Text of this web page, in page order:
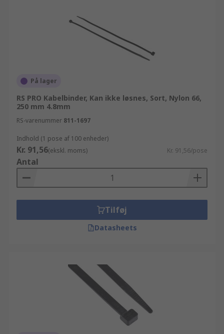
På lager
RS PRO Kabelbinder, Kan ikke løsnes, Sort, Nylon 66,
250 mm 4.8mm
RS-varenummer 811-1697
Indhold (1 pose af 100 enheder)
Kr. 91,56(ekskl. moms) Kr. 91,56/pose
Antal
Tilføj
Datasheets